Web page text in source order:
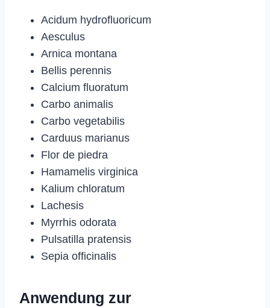
Acidum hydrofluoricum
Aesculus
Arnica montana
Bellis perennis
Calcium fluoratum
Carbo animalis
Carbo vegetabilis
Carduus marianus
Flor de piedra
Hamamelis virginica
Kalium chloratum
Lachesis
Myrrhis odorata
Pulsatilla pratensis
Sepia officinalis
Anwendung zur